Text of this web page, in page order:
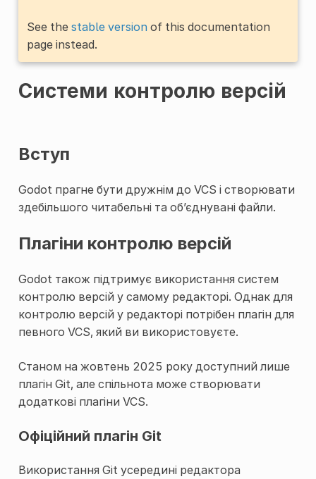
See the stable versionof this documentation
page instead.
Системи контролю версій
Вступ
Godot прагне бути дружнім до VCS і створювати
здебільшого читабельні та об’єднувані файли.
Плагіни контролю версій
Godot також підтримує використання систем
контролю версій у самому редакторі. Однак для
контролю версій у редакторі потрібен плагін для
певного VCS, який ви використовуєте.
Станом на жовтень 2025 року доступний лише
плагін Git, але спільнота може створювати
додаткові плагіни VCS.
Офіційний плагін Git
Використання Git усередині редактора